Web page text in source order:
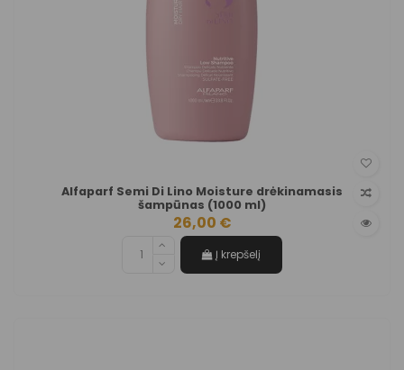
Alfaparf Semi Di Lino Moisture drėkinamasis
šampūnas (1000 ml)
26,00 €
Į krepšelį